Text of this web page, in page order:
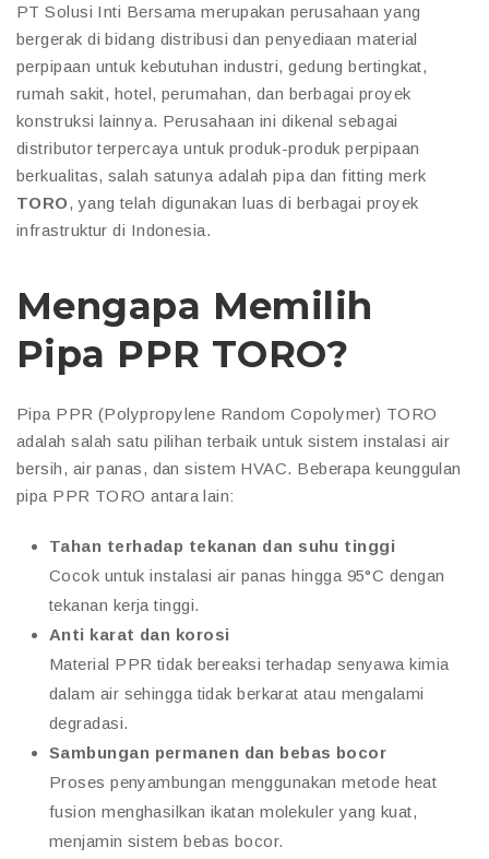
PT Solusi Inti Bersama merupakan perusahaan yang
bergerak di bidang distribusi dan penyediaan material
perpipaan untuk kebutuhan industri, gedung bertingkat,
rumah sakit, hotel, perumahan, dan berbagai proyek
konstruksi lainnya. Perusahaan ini dikenal sebagai
distributor terpercaya untuk produk-produk perpipaan
berkualitas, salah satunya adalah pipa dan fitting merk
TORO, yang telah digunakan luas di berbagai proyek
infrastruktur di Indonesia.
Mengapa Memilih
Pipa PPR TORO?
Pipa PPR (Polypropylene Random Copolymer) TORO
adalah salah satu pilihan terbaik untuk sistem instalasi air
bersih, air panas, dan sistem HVAC. Beberapa keunggulan
pipa PPR TORO antara lain:
Tahan terhadap tekanan dan suhu tinggi
Cocok untuk instalasi air panas hingga 95°C dengan
tekanan kerja tinggi.
Anti karat dan korosi
Material PPR tidak bereaksi terhadap senyawa kimia
dalam air sehingga tidak berkarat atau mengalami
degradasi.
Sambungan permanen dan bebas bocor
Proses penyambungan menggunakan metode heat
fusion menghasilkan ikatan molekuler yang kuat,
menjamin sistem bebas bocor.